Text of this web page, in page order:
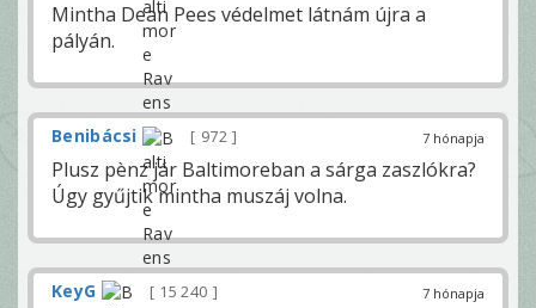
Mintha Dean Pees védelmet látnám újra a
pályán.
7 hónapja
Benibácsi 972
Plusz pènz jár Baltimoreban a sárga zaszlókra?
Úgy gyűjtik mintha muszáj volna.
7 hónapja
KeyG 15 240